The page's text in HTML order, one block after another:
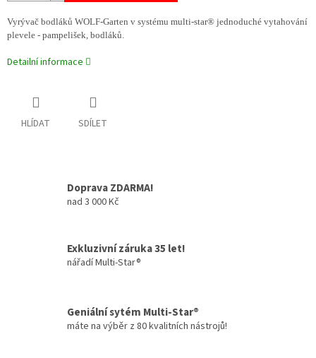
Vyrývač bodláků WOLF-Garten v systému multi-star® jednoduché vytahování
plevele - pampelišek, bodláků.
Detailní informace
HLÍDAT SDÍLET
Doprava ZDARMA!
nad 3 000 Kč
Exkluzivní záruka 35 let!
nářadí Multi-Star®
Geniální sytém Multi-Star®
máte na výběr z 80 kvalitních nástrojů!